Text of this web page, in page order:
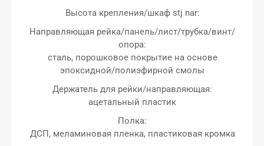
Высота крепления/шкаф stj nar:
Направляющая рейка/панель/лист/трубка/винт/
опора:
сталь, порошковое покрытие на основе
эпоксидной/полиэфирной смолы
Держатель для рейки/направляющая:
ацетальный пластик
Полка:
ДСП, меламиновая пленка, пластиковая кромка